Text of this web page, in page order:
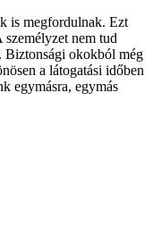
is megfordulnak. Ezt
nem tud
Biztonsági okokból még
a látogatási időben
egymásra, egymás